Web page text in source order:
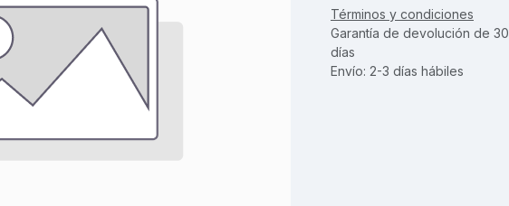
Términos y condiciones
Garantía de devolución de 30
días
Envío: 2-3 días hábiles